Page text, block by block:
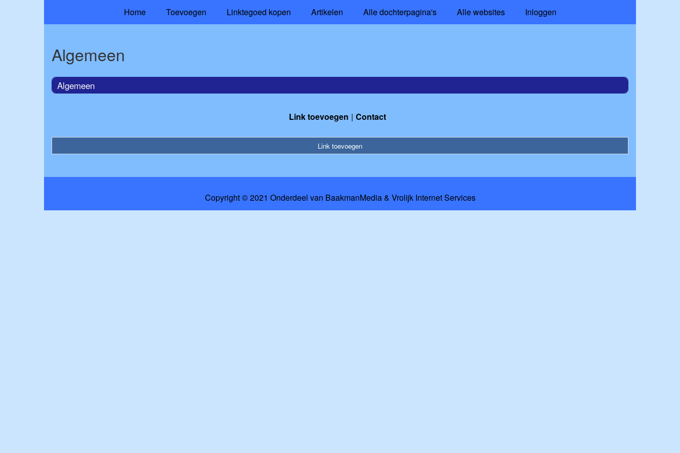
Home Toevoegen Linktegoed kopen Artikelen Alle dochterpagina's Alle websites Inloggen
Algemeen
Algemeen
Link toevoegen Contact
Link toevoegen
Copyright © 2021 Onderdeel van BaakmanMedia& Vrolijk Internet Services